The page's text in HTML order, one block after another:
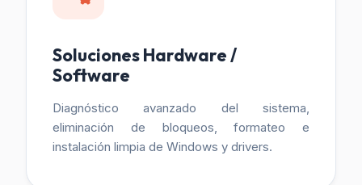
Soluciones Hardware /
Software
Diagnóstico avanzado del sistema,
eliminación de bloqueos, formateo e
instalación limpia de Windows y drivers.